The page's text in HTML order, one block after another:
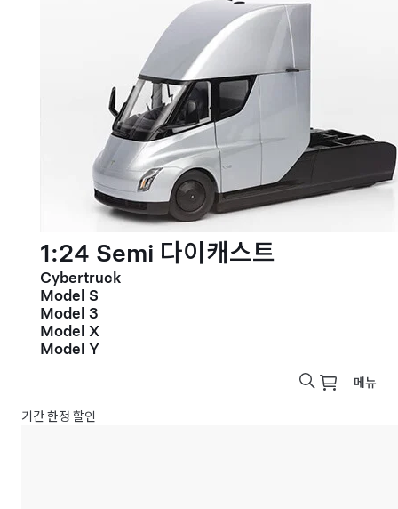
1:24 Semi 다이캐스트
Cybertruck
Model S
Model 3
Model X
Model Y
메뉴
기간 한정 할인